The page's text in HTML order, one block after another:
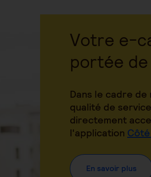
Votre e-
portée de
Dans le cadre
qualité de
directement
l'application
En savoir plus